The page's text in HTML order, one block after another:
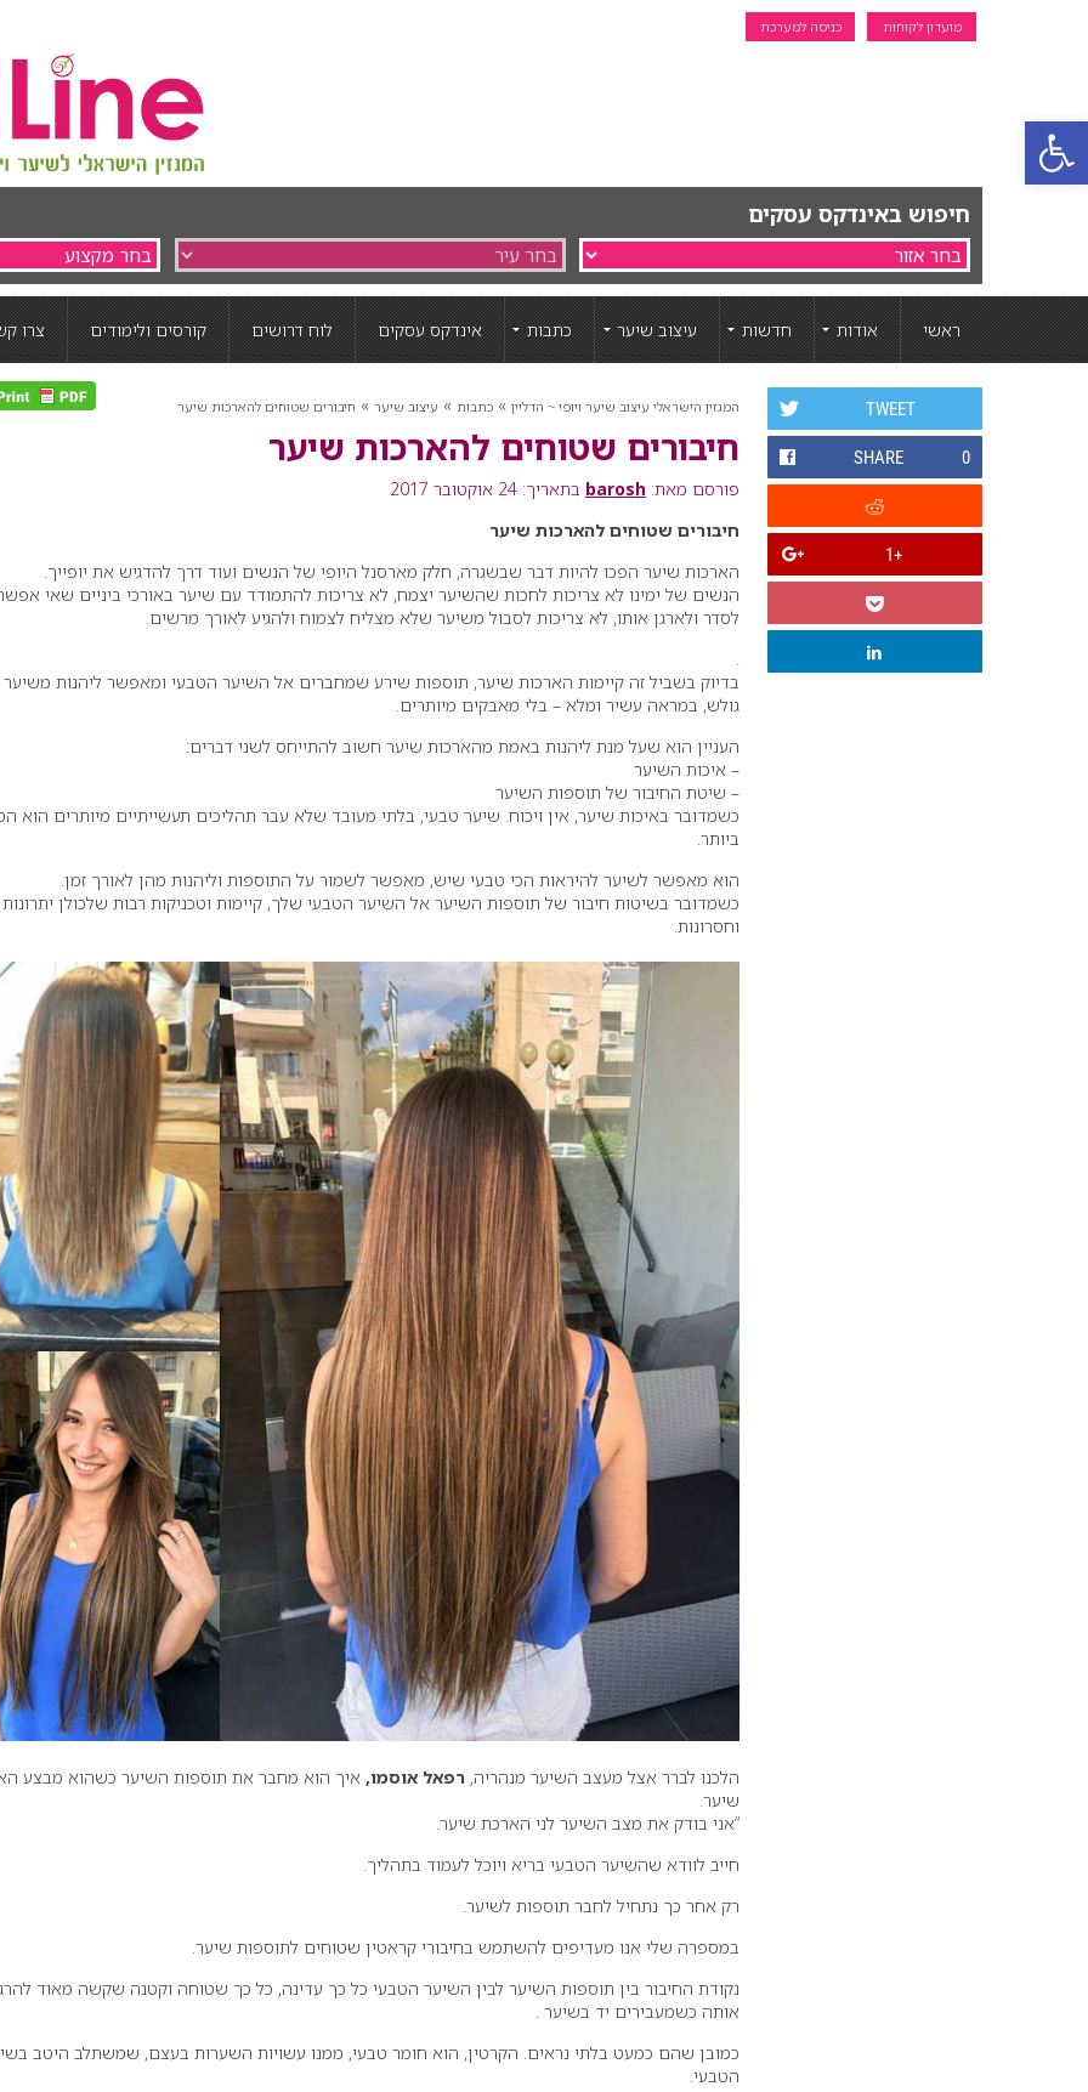
פתח סרגל נגישות
מועדון לקוחות כניסה למערכת
חיפוש באינדקס עסקים
ראשי אודות חדשות עיצוב שיער כתבות אינדקס עסקים לוח דרושים קורסים ולימודים צרו
המגזין הישראלי עיצוב שיער ויופי ~ הדליין » כתבות » עיצוב שיער » חיבורים שטוחים להארכות שיער
חיבורים שטוחים להארכות שיער
פורסם מאת: barosh בתאריך: 24 אוקטובר 2017
TWEET
SHARE 0
+1
חיבורים שטוחים להארכות שיער
הארכות שיער הפכו להיות דבר שבשגרה, חלק מארסנל היופי של הנשים ועוד דרך להדגיש את יופייך.
הנשים של ימינו לא צריכות לחכות שהשיער יצמח, לא צריכות להתמודד עם שיער באורכי ביניים שאי
לסדר ולארגן אותו, לא צריכות לסבול משיער שלא מצליח לצמוח ולהגיע לאורך מרשים.
.
בדיוק בשביל זה קיימות הארכות שיער, תוספות שירע שמחברים אל השיער הטבעי ומאפשר ליהנות משיער
גולש, במראה עשיר ומלא – בלי מאבקים מיותרים.
העניין הוא שעל מנת ליהנות באמת מהארכות שיער חשוב להתייחס לשני דברים:
– איכות השיער
– שיטת החיבור של תוספות השיער
כשמדובר באיכות שיער, אין ויכוח. שיער טבעי, בלתי מעובד שלא עבר תהליכים תעשייתיים מיותרים הוא
ביותר.
הוא מאפשר לשיער להיראות הכי טבעי שיש, מאפשר לשמור על התוספות וליהנות מהן לאורך זמן.
כשמדובר בשיטות חיבור של תוספות השיער אל השיער הטבעי שלך, קיימות וטכניקות רבות שלכולן יתרונות
וחסרונות.
הלכנו לברר אצל מעצב השיער מנהריה, רפאל אוסמו, איך הוא מחבר את תוספות השיער כשהוא מבצע
שיער.
“אני בודק את מצב השיער לני הארכת שיער.
חייב לוודא שהשיער הטבעי בריא ויוכל לעמוד בתהליך.
רק אחר כך נתחיל לחבר תוספות לשיער.
במספרה שלי אנו מעדיפים להשתמש בחיבורי קראטין שטוחים לתוספות שיער.
נקודת החיבור בין תוספות השיער לבין השיער הטבעי כל כך עדינה, כל כך שטוחה וקטנה שקשה מאוד
אותה כשמעבירים יד בשיער .
כמובן שהם כמעט בלתי נראים. הקרטין, הוא חומר טבעי, ממנו עשויות השערות בעצם, שמשתלב היטב
הטבעי.